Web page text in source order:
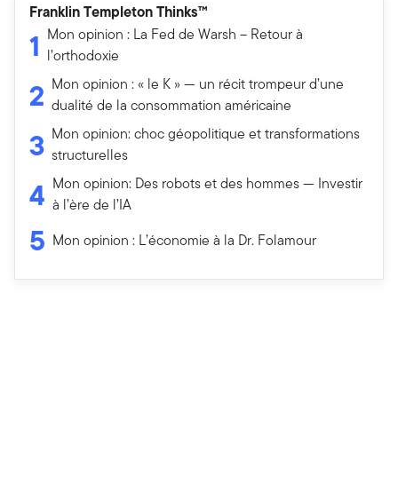
Franklin Templeton Thinks™
1 Mon opinion : La Fed de Warsh – Retour à
l’orthodoxie
2 Mon opinion : « le K » — un récit trompeur d’une
dualité de la consommation américaine
3 Mon opinion: choc géopolitique et transformations
structurelles
4 Mon opinion: Des robots et des hommes — Investir
à l’ère de l’IA
5 Mon opinion : L’économie à la Dr. Folamour